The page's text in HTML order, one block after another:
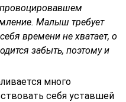
Малыш требует
времени не хватает, о
забыть, поэтому и
много
себя уставшей